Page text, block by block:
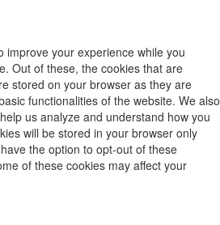
improve your experience while you
Out of these, the cookies that are
stored on your browser as they are
functionalities of the website. We also
us analyze and understand how you
will be stored in your browser only
the option to opt-out of these
of these cookies may affect your